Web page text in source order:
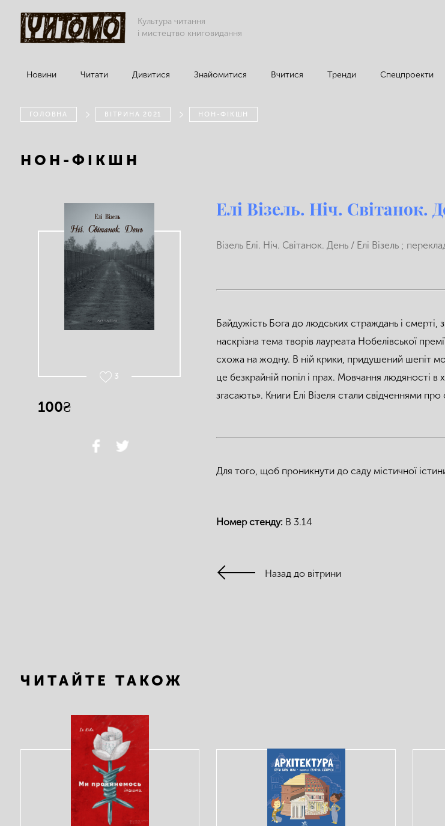
Культура читання
і мистецтво книговидання
Новини Читати Дивитися Знайомитися Вчитися Тренди Спецпроекти
ГОЛОВНА ВІТРИНА 2021 НОН-ФІКШН
НОН-ФІКШН
3
100₴
Елі Візель. Ніч. Світанок.
Візель Елі. Ніч. Світанок. День / Елі Візель ;
Байдужість Бога до людських страждань і смерті,
наскрізна тема творів лауреата Нобелівської
схожа на жодну. В ній крики, придушений шепіт
це безкрайній попіл і прах. Мовчання людяності
згасають». Книги Елі Візеля стали свідченнями
Для того, щоб проникнути до саду містичної
Номер стенду: B 3.14
Назад до вітрини
ЧИТАЙТЕ ТАКОЖ